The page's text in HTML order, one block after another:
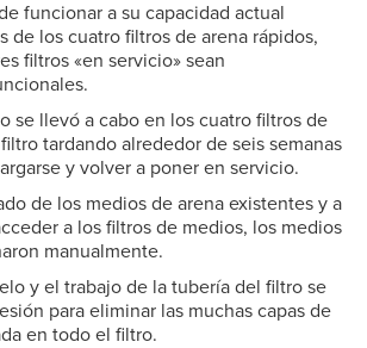
funcionar a su capacidad actual
de los cuatro filtros de arena rápidos,
filtros «en servicio» sean
se llevó a cabo en los cuatro filtros de
tardando alrededor de seis semanas
y volver a poner en servicio.
de los medios de arena existentes y a
a los filtros de medios, los medios
manualmente.
y el trabajo de la tubería del filtro se
para eliminar las muchas capas de
en todo el filtro.